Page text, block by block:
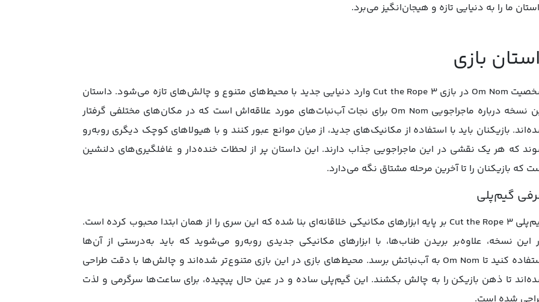
ما را به دنیایی تازه و هیجان‌انگیز می‌برد.
بازی
شخصیت Om Nom در بازی Cut the Rope 3 وارد دنیایی جدید با محیط‌های متنوع و چالش‌های تازه می‌شود. داستان
این نسخه درباره‌ ماجراجویی Om Nom برای نجات آب‌نبات‌های مورد علاقه‌اش است که در مکان‌های مختلفی گرفتار
بازیکنان باید با استفاده از مکانیک‌های جدید، از میان موانع عبور کنند و با هیولاهای کوچک دیگری روبه‌رو
که هر یک نقشی در این ماجراجویی جذاب دارند. این داستان پر از لحظات خنده‌دار و غافلگیری‌های دلنشین
که بازیکنان را تا آخرین مرحله مشتاق نگه می‌دارد.
گیم‌پلی
گیم‌پلی Cut the Rope 3 بر پایه‌ ابزارهای مکانیکی خلاقانه‌ای بنا شده که این سری را از همان ابتدا محبوب کرده است.
این نسخه، علاوه‌بر بریدن طناب‌ها، با ابزارهای مکانیکی جدیدی روبه‌رو می‌شوید که باید به‌درستی از آن‌ها
استفاده کنید تا Om Nom به آب‌نباتش برسد. محیط‌های بازی در این بازی متنوع‌تر شده‌اند و چالش‌ها با دقت طراحی
تا ذهن بازیکن را به چالش بکشند. این گیم‌پلی ساده و در عین حال پیچیده، برای ساعت‌ها سرگرمی و لذت